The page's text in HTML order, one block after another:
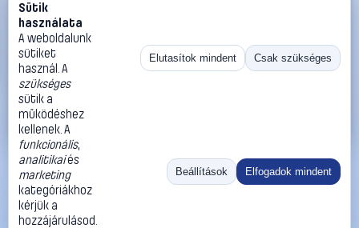
Gens ace Imars S100 Modell multifunkciós töltő 10 A
LiPolimer, Lítiumion, LiHV, LiFePO, NiMH Akkufelismerés,
Kisütés funkció, Grafikus kijelző
Gens ace Modellező töltőkészülékek, kisütő készülékek
22 990 Ft
Kosárba
«
Ugrás:
Méret:
Rendezés:
©2026
ÁSZF
Sütik
használata
A weboldalunk
sütiket
használ. A
szükséges
sütik a
működéshez
kellenek. A
funkcionális,
analitikaiés
marketing
kategóriákhoz
kérjük a
hozzájárulásod.
Elutasítok mindent Csak szükséges
Beállítások Elfogadok mindent